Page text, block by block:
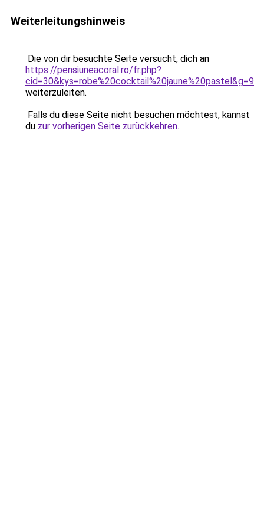
Weiterleitungshinweis
Die von dir besuchte Seite versucht, dich an
https://pensiuneacoral.ro/fr.php?
cid=30&kys=robe%20cocktail%20jaune%20pastel&g=9
weiterzuleiten.
Falls du diese Seite nicht besuchen möchtest, kannst
du zur vorherigen Seite zurückkehren.